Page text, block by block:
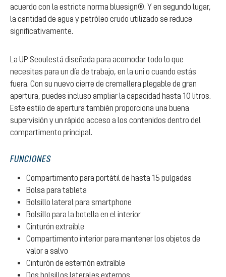
acuerdo con la estricta norma bluesign®. Y en segundo lugar,
la cantidad de agua y petróleo crudo utilizado se reduce
significativamente.
La UP Seoulestá diseñada para acomodar todo lo que
necesitas para un día de trabajo, en la uni o cuando estás
fuera. Con su nuevo cierre de cremallera plegable de gran
apertura, puedes incluso ampliar la capacidad hasta 10 litros.
Este estilo de apertura también proporciona una buena
supervisión y un rápido acceso a los contenidos dentro del
compartimento principal.
FUNCIONES
Compartimento para portátil de hasta 15 pulgadas
Bolsa para tableta
Bolsillo lateral para smartphone
Bolsillo para la botella en el interior
Cinturón extraíble
Compartimento interior para mantener los objetos de
valor a salvo
Cinturón de esternón extraíble
Dos bolsillos laterales externos